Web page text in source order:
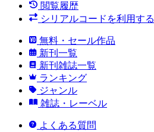
閲覧履歴
シリアルコードを利用する
無料・セール作品
新刊一覧
新刊雑誌一覧
ランキング
ジャンル
雑誌・レーベル
よくある質問